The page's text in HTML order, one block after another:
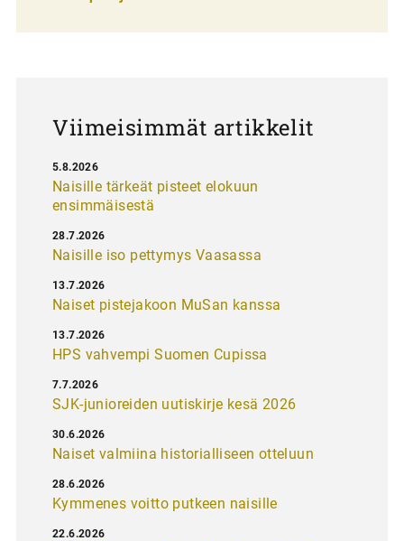
u
Viimeisimmät artikkelit
Naisille tärkeät pisteet elokuun
ensimmäisestä
5.8.2026
Naisille iso pettymys Vaasassa
28.7.2026
Naiset pistejakoon MuSan kanssa
13.7.2026
HPS vahvempi Suomen Cupissa
13.7.2026
SJK-junioreiden uutiskirje kesä 2026
7.7.2026
Naiset valmiina historialliseen otteluun
30.6.2026
Kymmenes voitto putkeen naisille
28.6.2026
22.6.2026